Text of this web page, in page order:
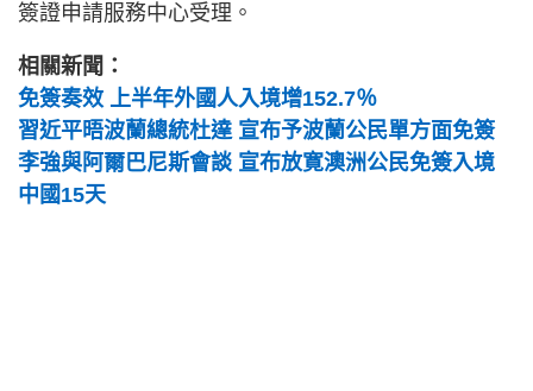
簽證申請服務中心受理。
相關新聞：
免簽奏效 上半年外國人入境增152.7％
習近平晤波蘭總統杜達 宣布予波蘭公民單方面免簽
李強與阿爾巴尼斯會談 宣布放寛澳洲公民免簽入境
中國15天